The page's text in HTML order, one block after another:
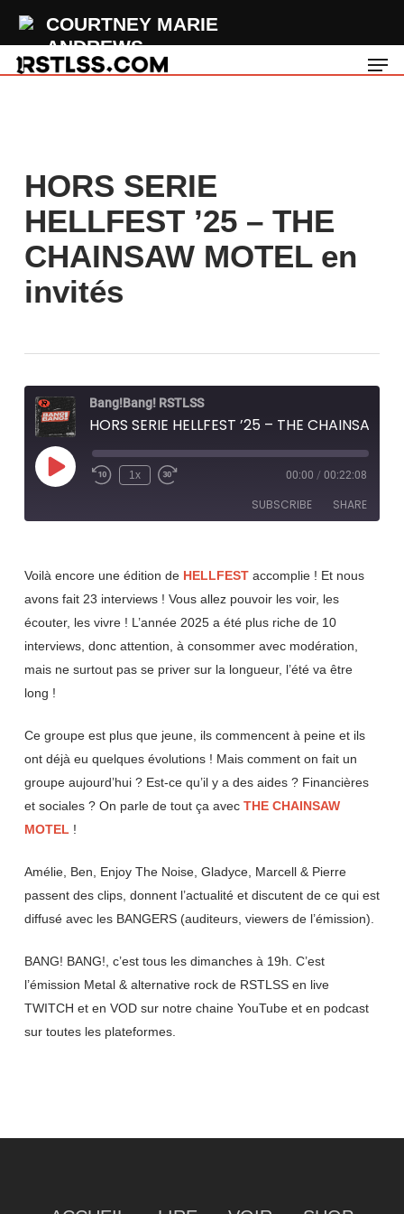
COURTNEY MARIE
ANDREWS
Satellite
main
HORS SERIE
HELLFEST ’25 – THE
CHAINSAW MOTEL en
invités
Bang!Bang! RSTLSS
Play
Episode Rewind
1x
Fast
seconds
00:00 / 00:22:08
SUBSCRIBE SHARE
RSS FEED
LINK
EMBED
Voilà encore une édition de HELLFEST accomplie ! Et nous
avons fait 23 interviews ! Vous allez pouvoir les voir, les
écouter, les vivre ! L’année 2025 a été plus riche de 10
interviews, donc attention, à consommer avec modération,
mais ne surtout pas se priver sur la longueur, l’été va être
long !
Ce groupe est plus que jeune, ils commencent à peine et ils
ont déjà eu quelques évolutions ! Mais comment on fait un
groupe aujourd’hui ? Est-ce qu’il y a des aides ? Financières
et sociales ? On parle de tout ça avec THE CHAINSAW
MOTEL !
Amélie, Ben, Enjoy The Noise, Gladyce, Marcell & Pierre
passent des clips, donnent l’actualité et discutent de ce qui est
diffusé avec les BANGERS (auditeurs, viewers de l’émission).
BANG! BANG!, c’est tous les dimanches à 19h. C’est
l’émission Metal & alternative rock de RSTLSS en live
TWITCH et en VOD sur notre chaine YouTube et en podcast
sur toutes les plateformes.